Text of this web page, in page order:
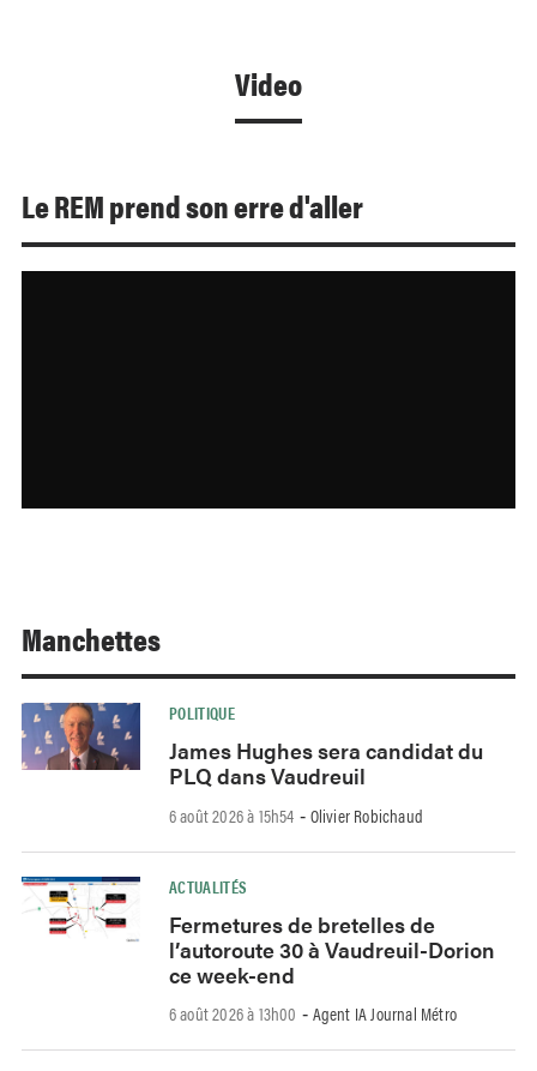
Video
Le REM prend son erre d'aller
Manchettes
POLITIQUE
James Hughes sera candidat du
PLQ dans Vaudreuil
6 août 2026 à 15h54 - Olivier Robichaud
ACTUALITÉS
Fermetures de bretelles de
l’autoroute 30 à Vaudreuil-Dorion
ce week-end
6 août 2026 à 13h00 - Agent IA Journal Métro